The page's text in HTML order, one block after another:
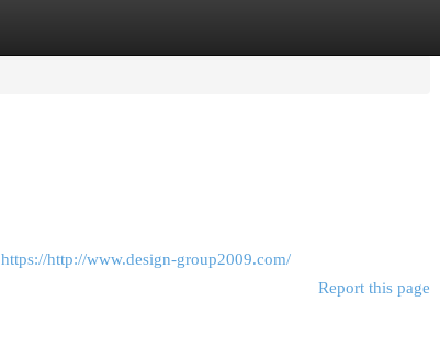
https://http://www.design-group2009.com/
Report this page